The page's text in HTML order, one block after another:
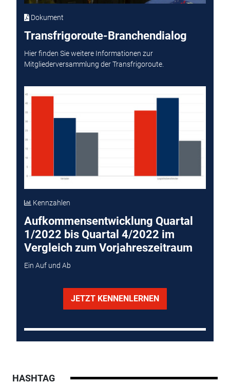
Dokument
Transfrigoroute-Branchendialog
Hier finden Sie weitere Informationen zur
Mitgliederversammlung der Transfrigoroute.
Kennzahlen
Aufkommensentwicklung Quartal
1/2022 bis Quartal 4/2022 im
Vergleich zum Vorjahreszeitraum
Ein Auf und Ab
JETZT KENNENLERNEN
HASHTAG